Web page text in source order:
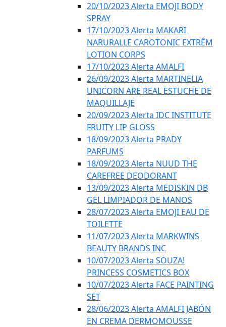
20/10/2023 Alerta EMOJI BODY
SPRAY
17/10/2023 Alerta MAKARI
NARURALLE CAROTONIC EXTRÊM
LOTION CORPS
17/10/2023 Alerta AMALFI
26/09/2023 Alerta MARTINELIA
UNICORN ARE REAL ESTUCHE DE
MAQUILLAJE
20/09/2023 Alerta IDC INSTITUTE
FRUITY LIP GLOSS
18/09/2023 Alerta PRADY
PARFUMS
18/09/2023 Alerta NUUD THE
CAREFREE DEODORANT
13/09/2023 Alerta MEDISKIN DB
GEL LIMPIADOR DE MANOS
28/07/2023 Alerta EMOJI EAU DE
TOILETTE
11/07/2023 Alerta MARKWINS
BEAUTY BRANDS INC
10/07/2023 Alerta SOUZA!
PRINCESS COSMETICS BOX
10/07/2023 Alerta FACE PAINTING
SET
28/06/2023 Alerta AMALFI JABÓN
EN CREMA DERMOMOUSSE